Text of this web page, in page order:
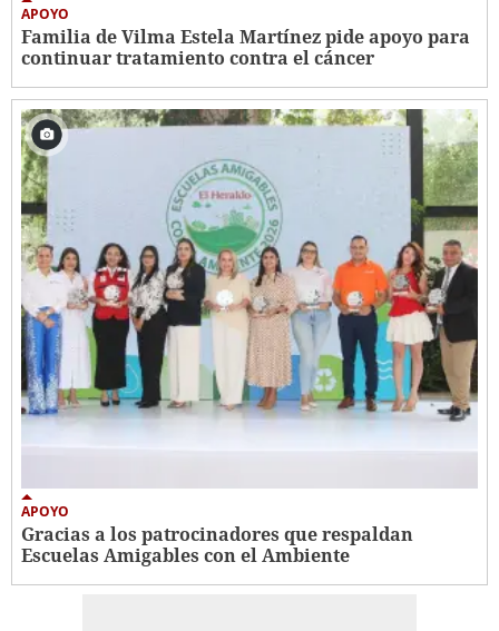
APOYO
Familia de Vilma Estela Martínez pide apoyo para
continuar tratamiento contra el cáncer
APOYO
Gracias a los patrocinadores que respaldan
Escuelas Amigables con el Ambiente